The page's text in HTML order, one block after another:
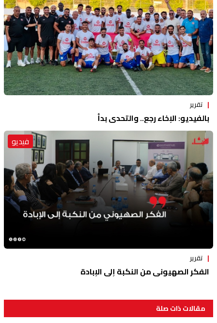
تقرير
بالفيديو: الإخاء رجع.. والتحدي بدأ
فيديو
تقرير
الفكر الصهيوني من النكبة إلى الإبادة
مقالات ذات صلة